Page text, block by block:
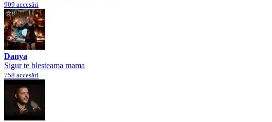
909 accesări
Danya
Sigur te blesteama mama
758 accesări